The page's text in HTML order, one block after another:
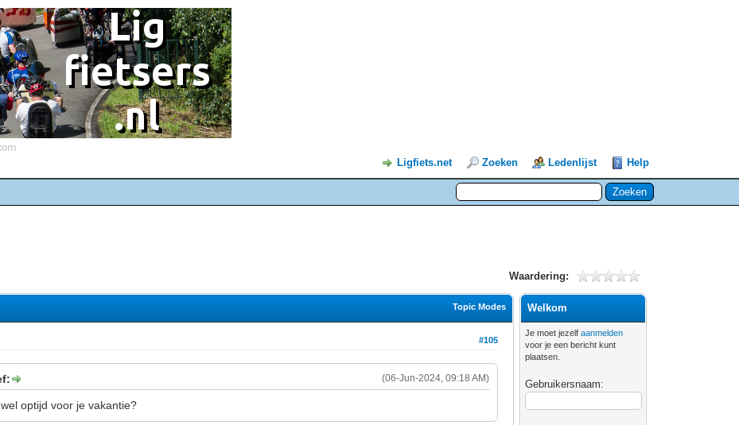
Ligfiets.net Zoeken Ledenlijst Help
Waardering:
Topic Modes
#105
(06-Jun-2024, 09:18 AM)
optijd voor je vakantie?
Welkom
Je moet jezelfaanmelden
voor je een bericht kunt
plaatsen.
Gebruikersnaam: